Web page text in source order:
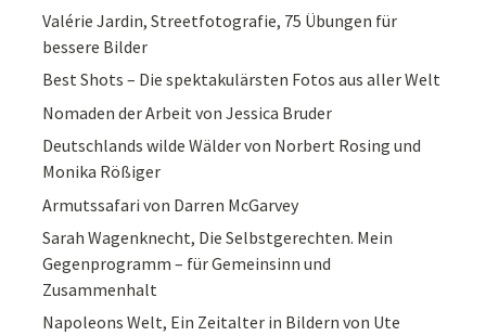
Valérie Jardin, Streetfotografie, 75 Übungen für
bessere Bilder
Best Shots – Die spektakulärsten Fotos aus aller Welt
Nomaden der Arbeit von Jessica Bruder
Deutschlands wilde Wälder von Norbert Rosing und
Monika Rößiger
Armutssafari von Darren McGarvey
Sarah Wagenknecht, Die Selbstgerechten. Mein
Gegenprogramm – für Gemeinsinn und
Zusammenhalt
Napoleons Welt, Ein Zeitalter in Bildern von Ute